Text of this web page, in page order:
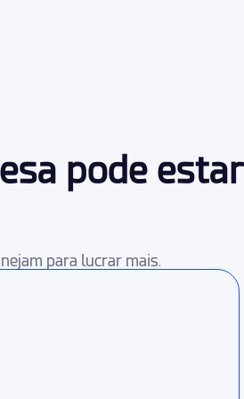
pode estar
para lucrar mais.